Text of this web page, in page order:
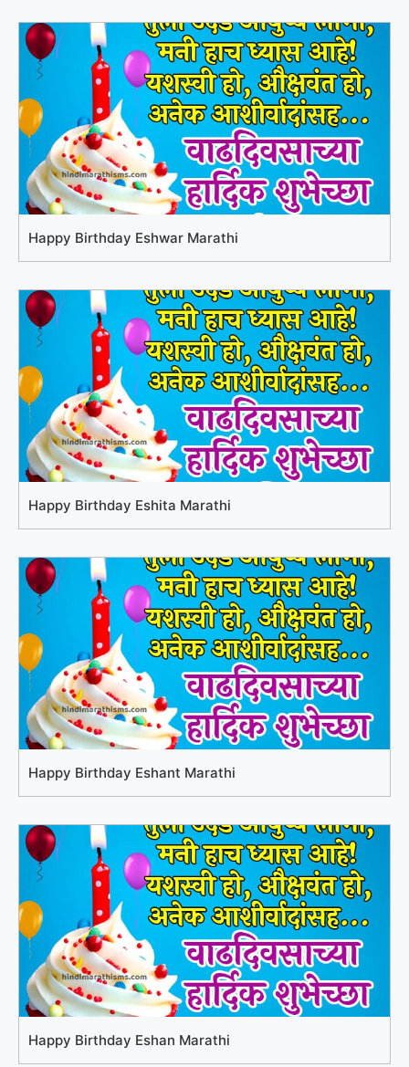
Happy Birthday Eshwar Marathi
Happy Birthday Eshita Marathi
Happy Birthday Eshant Marathi
Happy Birthday Eshan Marathi